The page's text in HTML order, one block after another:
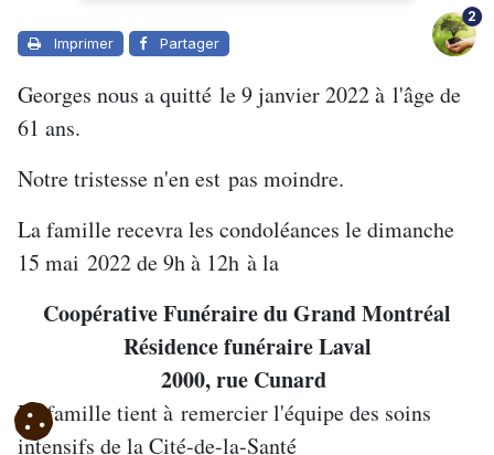
Imprimer Partager
2
Georges nous a quitté le 9 janvier 2022 à l'âge de
61 ans.
Notre tristesse n'en est pas moindre.
La famille recevra les condoléances le dimanche
15 mai 2022 de 9h à 12h à la
Coopérative Funéraire du Grand Montréal
Résidence funéraire Laval
2000, rue Cunard
La famille tient à remercier l'équipe des soins
intensifs de la Cité-de-la-Santé